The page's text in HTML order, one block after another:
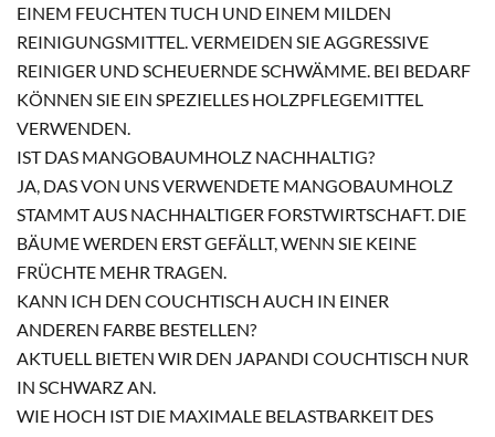
INEM FEUCHTEN TUCH UND EINEM MILDEN R
EINIGUNGSMITTEL. VERMEIDEN SIE AGGRESSIVE R
EINIGER UND SCHEUERNDE SCHWÄMME. BEI BEDARF K
ÖNNEN SIE EIN SPEZIELLES HOLZPFLEGEMITTEL V
ERWENDEN.
IST DAS MANGOBAUMHOLZ NACHHALTIG?
JA, DAS VON UNS VERWENDETE MANGOBAUMHOLZ
STAMMT AUS NACHHALTIGER FORSTWIRTSCHAFT. DIE
BÄUME WERDEN ERST GEFÄLLT, WENN SIE KEINE
FRÜCHTE MEHR TRAGEN.
KANN ICH DEN COUCHTISCH AUCH IN EINER
ANDEREN FARBE BESTELLEN?
AKTUELL BIETEN WIR DEN JAPANDI COUCHTISCH NUR
IN SCHWARZ AN.
WIE HOCH IST DIE MAXIMALE BELASTBARKEIT DES